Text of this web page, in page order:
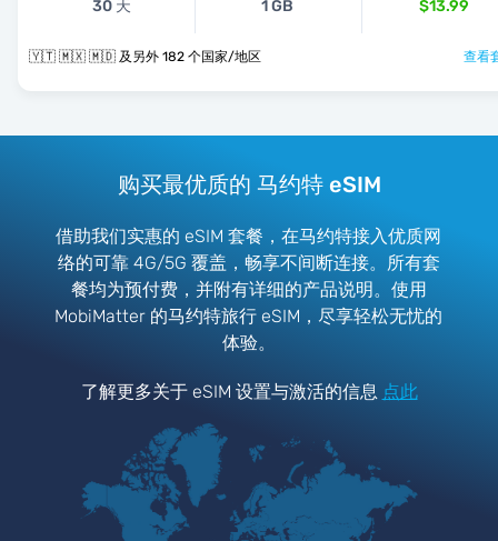
30 天 1 GB $13.99
🇾🇹 🇲🇽 🇲🇩 及另外 182 个国家/地区 查看
购买最优质的 马约特 eSIM
借助我们实惠的 eSIM 套餐，在马约特接入优质网
络的可靠 4G/5G 覆盖，畅享不间断连接。所有套
餐均为预付费，并附有详细的产品说明。使用
MobiMatter 的马约特旅行 eSIM，尽享轻松无忧的
体验。
了解更多关于 eSIM 设置与激活的信息 点此